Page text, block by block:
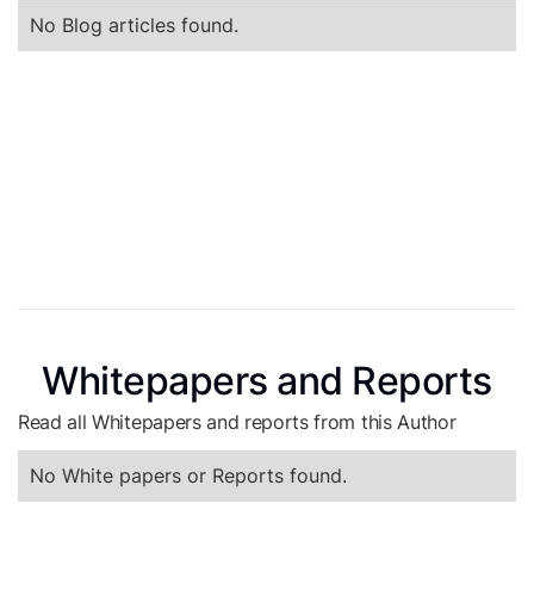
No Blog articles found.
Whitepapers and Reports
Read all Whitepapers and reports from this Author
No White papers or Reports found.